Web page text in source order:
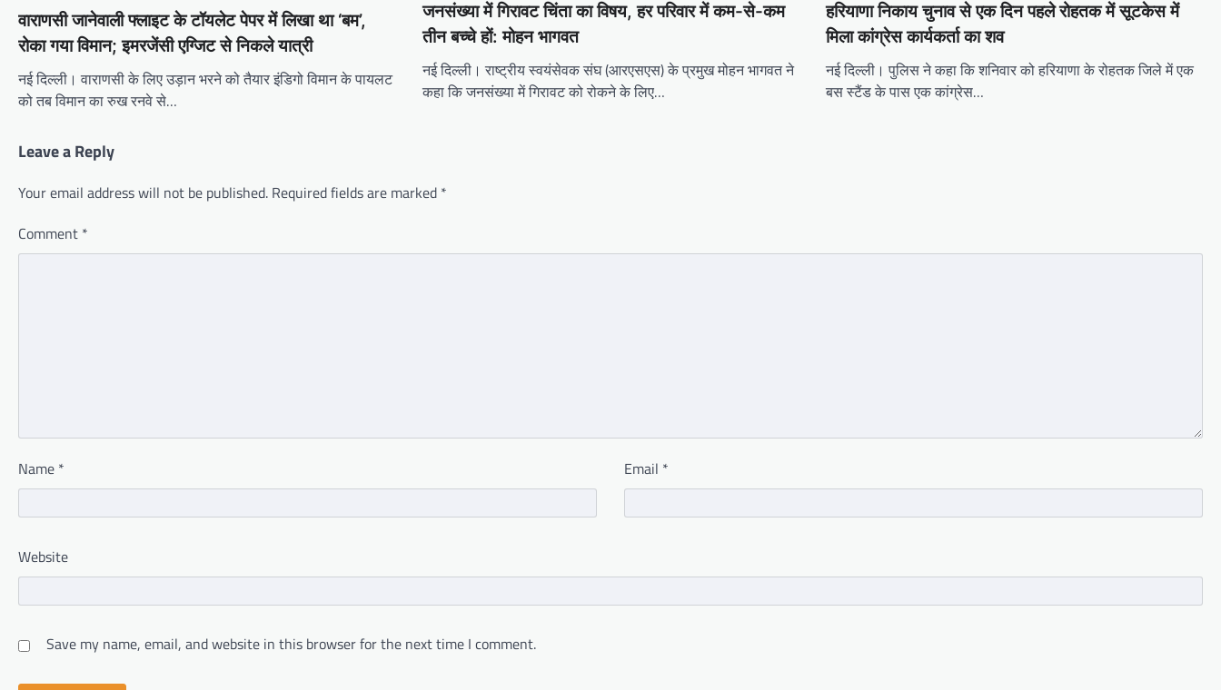
वाराणसी जानेवाली फ्लाइट के टॉयलेट पेपर में लिखा था ‘बम’,
रोका गया विमान; इमरजेंसी एग्जिट से निकले यात्री
नई दिल्ली। वाराणसी के लिए उड़ान भरने को तैयार इंडिगो विमान के पायलट
को तब विमान का रुख रनवे से…
जनसंख्या में गिरावट चिंता का विषय, हर परिवार में कम-से-कम
तीन बच्चे हों: मोहन भागवत
नई दिल्ली। राष्ट्रीय स्वयंसेवक संघ (आरएसएस) के प्रमुख मोहन भागवत ने
कहा कि जनसंख्या में गिरावट को रोकने के लिए…
हरियाणा निकाय चुनाव से एक दिन पहले रोहतक में सूटकेस में
मिला कांग्रेस कार्यकर्ता का शव
नई दिल्ली। पुलिस ने कहा कि शनिवार को हरियाणा के रोहतक जिले में एक
बस स्टैंड के पास एक कांग्रेस…
Leave a Reply
Your email address will not be published. Required fields are marked *
Comment *
Name * Email *
Website
Save my name, email, and website in this browser for the next time I comment.